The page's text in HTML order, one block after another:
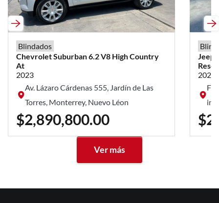
Blindados
ChevroletSuburban6.2 V8 High Country
At
2023
Av. Lázaro Cárdenas 555, Jardín de Las
Torres, Monterrey, Nuevo Léon
$2,890,800.00
Jeep
2024
Ver más